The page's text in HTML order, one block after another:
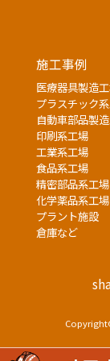
施工事例
医療器具製造
プラスチック
自動車部品製
印刷系工場
工業系工場
食品系工場
精密部品系工場
化学薬品系工場
プラント施設
倉庫など